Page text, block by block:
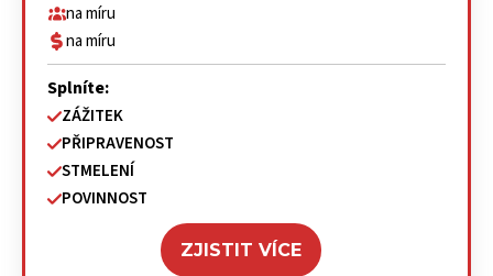
na míru
na míru
Splníte:
ZÁŽITEK
PŘIPRAVENOST
STMELENÍ
POVINNOST
ZJISTIT VÍCE